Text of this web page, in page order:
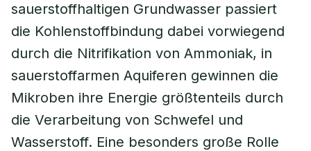
sauerstoffhaltigen Grundwasser passiert
die Kohlenstoffbindung dabei vorwiegend
durch die Nitrifikation von Ammoniak, in
sauerstoffarmen Aquiferen gewinnen die
Mikroben ihre Energie größtenteils durch
die Verarbeitung von Schwefel und
Wasserstoff. Eine besonders große Rolle